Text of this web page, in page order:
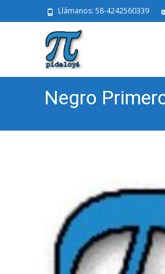
Llámanos: 58-4242560339
Negro